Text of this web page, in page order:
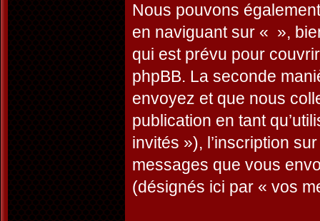
Nous pouvons
en naviguant sur « »,
qui est prévu pour
phpBB. La seconde
envoyez et que nous
publication en tant
invités »), l’inscription
messages que vous
(désignés ici par « vos